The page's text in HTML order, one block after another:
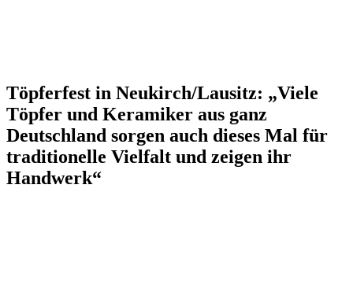
Töpferfest in Neukirch/Lausitz: „Viele
Töpfer und Keramiker aus ganz
Deutschland sorgen auch dieses Mal für
traditionelle Vielfalt und zeigen ihr
Handwerk“